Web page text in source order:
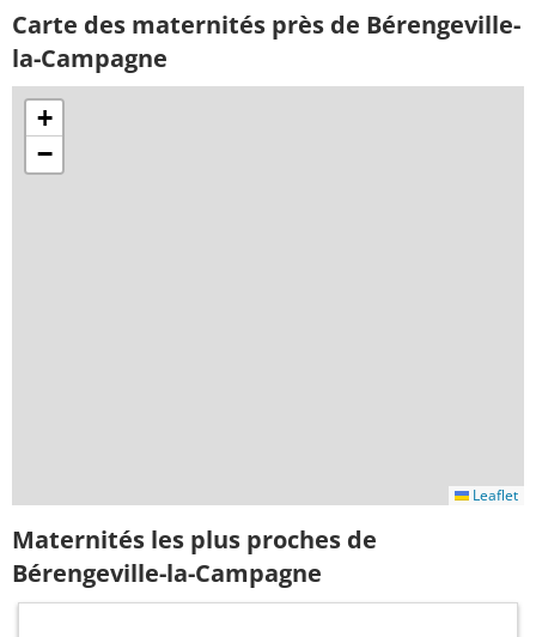
Carte des maternités près de Bérengeville-
la-Campagne
+
−
Leaflet
Maternités les plus proches de
Bérengeville-la-Campagne